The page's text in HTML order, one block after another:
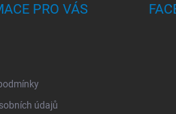
PRO VÁS
údajů